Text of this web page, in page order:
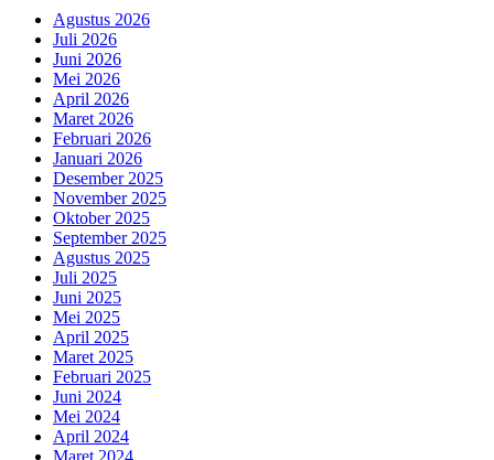
Agustus 2026
Juli 2026
Juni 2026
Mei 2026
April 2026
Maret 2026
Februari 2026
Januari 2026
Desember 2025
November 2025
Oktober 2025
September 2025
Agustus 2025
Juli 2025
Juni 2025
Mei 2025
April 2025
Maret 2025
Februari 2025
Juni 2024
Mei 2024
April 2024
Maret 2024